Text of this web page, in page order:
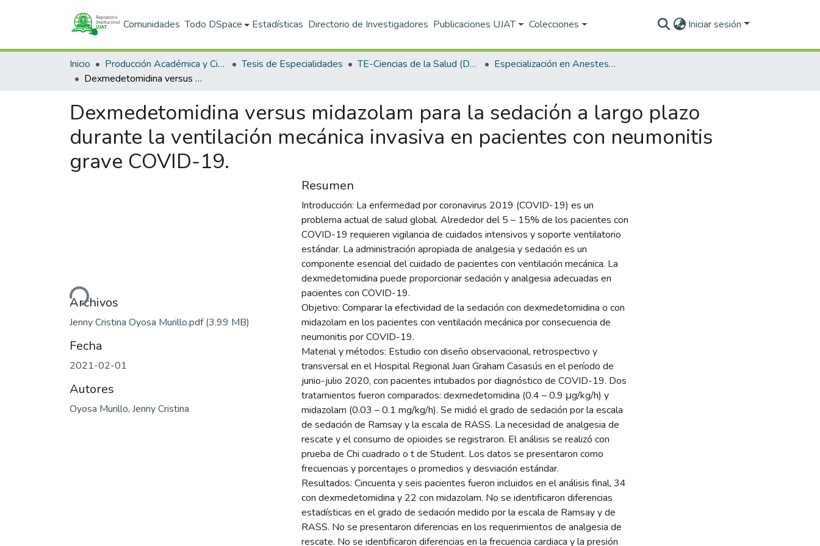
Comunidades Todo DSpace Estadísticas Directorio de Investigadores Publicaciones UJAT Colecciones Iniciar sesión
Inicio Producción Académica y Científica Tesis de Especialidades TE-Ciencias de la Salud (DACS)
Especialización en Anestesiología (PNPC)
Dexmedetomidina versus midazolam para la sedación a largo plazo durante la ventilación mecánica invasiva en pacientes con neumonitis grave COVID-19.
Dexmedetomidina versus midazolam para la sedación a largo plazo
durante la ventilación mecánica invasiva en pacientes con neumonitis
grave COVID-19.
Cargando...
Archivos
Jenny Cristina Oyosa Murillo.pdf(3.99 MB)
Fecha
2021-02-01
Autores
Oyosa Murillo, Jenny Cristina
Resumen
Introducción: La enfermedad por coronavirus 2019 (COVID-19) es un
problema actual de salud global. Alrededor del 5 – 15% de los pacientes con
COVID-19 requieren vigilancia de cuidados intensivos y soporte ventilatorio
estándar. La administración apropiada de analgesia y sedación es un
componente esencial del cuidado de pacientes con ventilación mecánica. La
dexmedetomidina puede proporcionar sedación y analgesia adecuadas en
pacientes con COVID-19.
Objetivo: Comparar la efectividad de la sedación con dexmedetomidina o con
midazolam en los pacientes con ventilación mecánica por consecuencia de
neumonitis por COVID-19.
Material y métodos: Estudio con diseño observacional, retrospectivo y
transversal en el Hospital Regional Juan Graham Casasús en el período de
junio-julio 2020, con pacientes intubados por diagnóstico de COVID-19. Dos
tratamientos fueron comparados: dexmedetomidina (0.4 – 0.9 μg/kg/h) y
midazolam (0.03 – 0.1 mg/kg/h). Se midió el grado de sedación por la escala
de sedación de Ramsay y la escala de RASS. La necesidad de analgesia de
rescate y el consumo de opioides se registraron. El análisis se realizó con
prueba de Chi cuadrado o t de Student. Los datos se presentaron como
frecuencias y porcentajes o promedios y desviación estándar.
Resultados: Cincuenta y seis pacientes fueron incluidos en el análisis final, 34
con dexmedetomidina y 22 con midazolam. No se identificaron diferencias
estadísticas en el grado de sedación medido por la escala de Ramsay y de
RASS. No se presentaron diferencias en los requerimientos de analgesia de
rescate. No se identificaron diferencias en la frecuencia cardiaca y la presión